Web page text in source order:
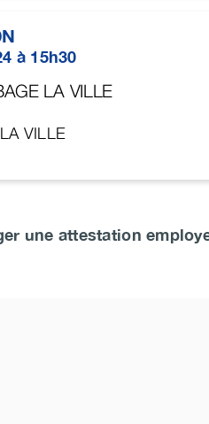
à 15h30
LA VILLE
VILLE
une attestation